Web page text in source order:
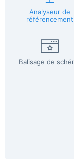
Analyseur de
référencement
Balisage de